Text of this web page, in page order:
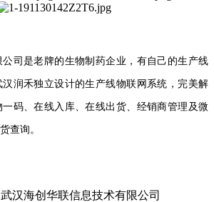
司是老牌的生物制药企业，有自己的生产线
润禾独立设计的生产线物联网系统，完美解
码、在线入库、在线出货、经销商管理及微
查询。
汉海创华联信息技术有限公司